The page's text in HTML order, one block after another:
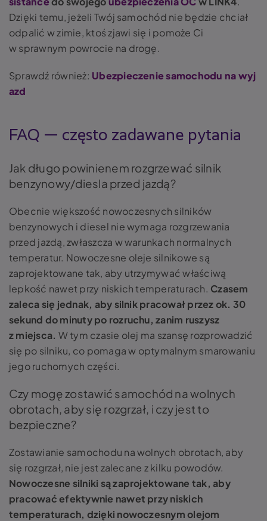
Dzięki temu, jeżeli Twój samochód nie będzie chciał
odpalić w zimie, ktoś zjawi się i pomoże Ci
w sprawnym powrocie na drogę.
Sprawdź również: Ubezpieczenie samochodu na wyj
azd
FAQ — często zadawane pytania
Jak długo powinienem rozgrzewać silnik
benzynowy/diesla przed jazdą?
Obecnie większość nowoczesnych silników
benzynowych i diesel nie wymaga rozgrzewania
przed jazdą, zwłaszcza w warunkach normalnych
temperatur. Nowoczesne oleje silnikowe są
zaprojektowane tak, aby utrzymywać właściwą
lepkość nawet przy niskich temperaturach. Czasem
zaleca się jednak, aby silnik pracował przez ok. 30
sekund do minuty po rozruchu, zanim ruszysz
z miejsca. W tym czasie olej ma szansę rozprowadzić
się po silniku, co pomaga w optymalnym smarowaniu
jego ruchomych części.
Czy mogę zostawić samochód na wolnych
obrotach, aby się rozgrzał, i czy jest to
bezpieczne?
Zostawianie samochodu na wolnych obrotach, aby
się rozgrzał, nie jest zalecane z kilku powodów.
Nowoczesne silniki są zaprojektowane tak, aby
pracować efektywnie nawet przy niskich
temperaturach, dzięki nowoczesnym olejom